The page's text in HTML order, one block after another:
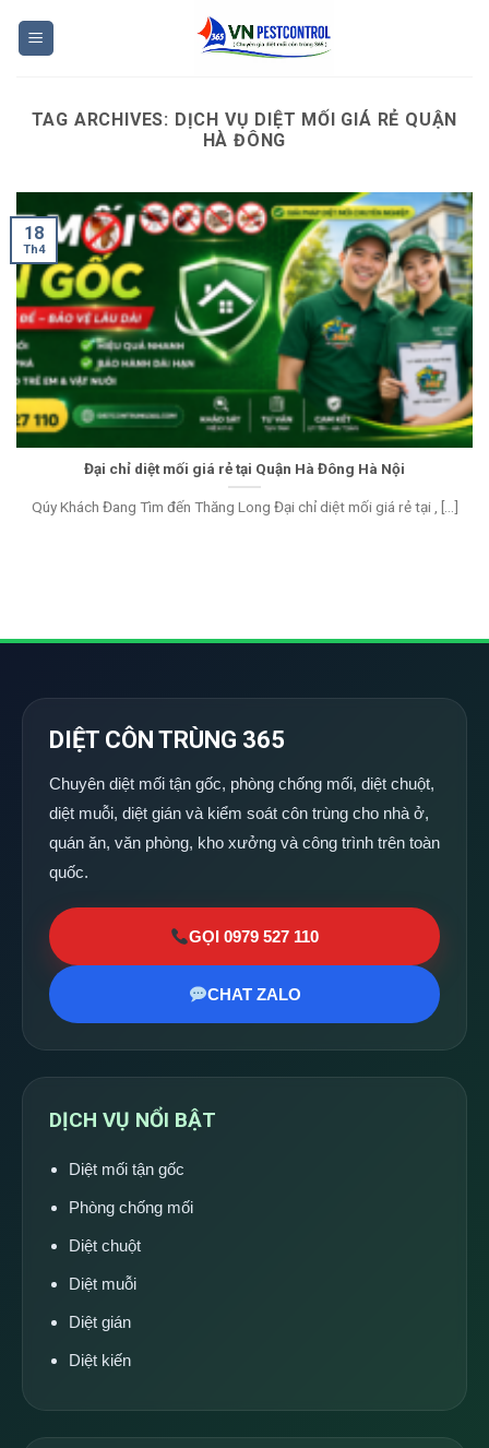
TAG ARCHIVES: DỊCH VỤ DIỆT MỐI GIÁ RẺ QUẬN
HÀ ĐÔNG
Đại chỉ diệt mối giá rẻ tại Quận Hà Đông Hà Nội
Qúy Khách Đang Tìm đến Thăng Long Đại chỉ diệt mối giá rẻ tại , [...]
18
Th4
DIỆT CÔN TRÙNG 365
Chuyên diệt mối tận gốc, phòng chống mối, diệt chuột,
diệt muỗi, diệt gián và kiểm soát côn trùng cho nhà ở,
quán ăn, văn phòng, kho xưởng và công trình trên toàn
quốc.
GỌI 0979 527 110
CHAT ZALO
DỊCH VỤ NỔI BẬT
Diệt mối tận gốc
Phòng chống mối
Diệt chuột
Diệt muỗi
Diệt gián
Diệt kiến